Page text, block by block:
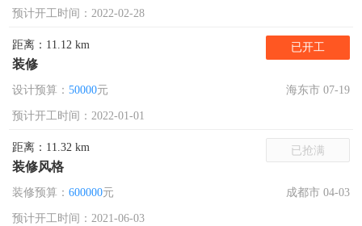
预计开工时间：2022-02-28
距离：11.12 km
装修
已开工
设计预算： 50000元 海东市 07-19
预计开工时间：2022-01-01
距离：11.32 km
装修风格
已抢满
装修预算： 600000元 成都市 04-03
预计开工时间：2021-06-03